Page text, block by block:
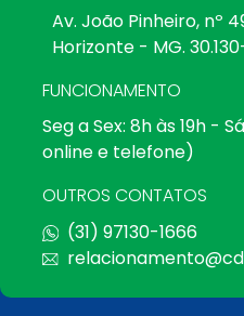
Av. João Pinheiro, nº
Horizonte - MG.
FUNCIONAMENTO
Seg a Sex: 8h às 19h -
online e telefone)
OUTROS CONTATOS
(31) 97130-1666